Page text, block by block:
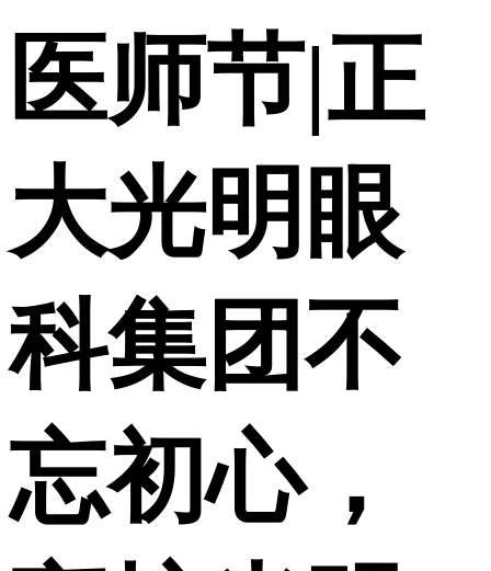
医师节|正
大光明眼
科集团不
忘初心，